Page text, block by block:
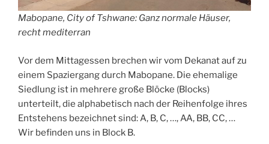
Mabopane, City of Tshwane: Ganz normale Häuser,
recht mediterran
Vor dem Mittagessen brechen wir vom Dekanat auf zu
einem Spaziergang durch Mabopane. Die ehemalige
Siedlung ist in mehrere große Blöcke (Blocks)
unterteilt, die alphabetisch nach der Reihenfolge ihres
Entstehens bezeichnet sind: A, B, C, …, AA, BB, CC, …
Wir befinden uns in Block B.